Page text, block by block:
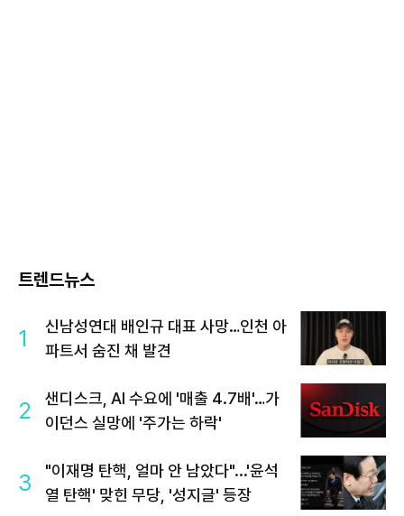
트렌드뉴스
1
신남성연대 배인규 대표 사망…인천 아
파트서 숨진 채 발견
2
샌디스크, AI 수요에 '매출 4.7배'…가
이던스 실망에 '주가는 하락'
3
"이재명 탄핵, 얼마 안 남았다"...'윤석
열 탄핵' 맞힌 무당, '성지글' 등장